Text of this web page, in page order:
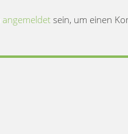
angemeldet sein, um einen